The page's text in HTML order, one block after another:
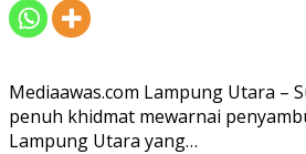
Mediaawas.com Lampung Utara –
penuh khidmat mewarnai
Lampung Utara yang…